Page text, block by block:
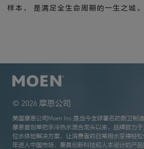
样本， 是满足全生命周期的一生之城。
© 2026 摩恩公司
美国摩恩公司Moen Inc.是当今全球著名的厨卫制
摩恩首创单把手冷热水混合龙头以来，品牌致力
位水体验解决方案，让消费者的日常用水变得轻
年进入中国市场，兼具创新科技和人本设计的产